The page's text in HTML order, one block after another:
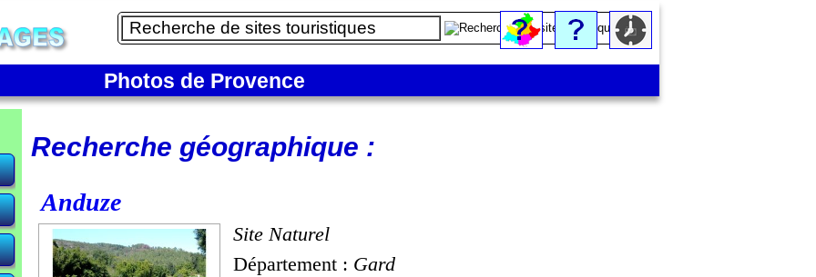
Photos de Provence
Recherche géographique :
Anduze
Site Naturel
Département : Gard